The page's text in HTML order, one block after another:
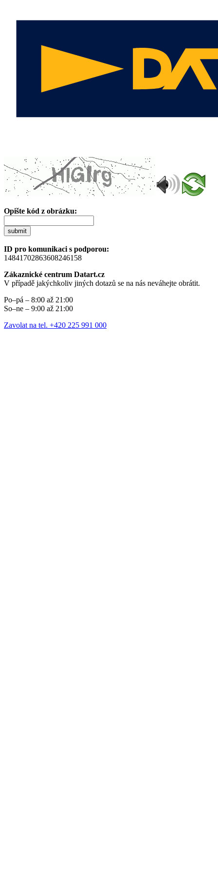
Opište kód z obrázku:
submit
ID pro komunikaci s podporou:
14841702863608246158
Zákaznické centrum Datart.cz
V případě jakýchkoliv jiných dotazů se na nás neváhejte obrátit.
Po–pá – 8:00 až 21:00
So–ne – 9:00 až 21:00
Zavolat na tel. +420 225 991 000